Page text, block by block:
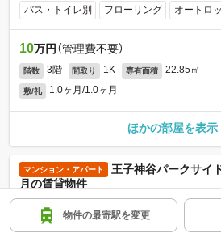
バス・トイレ別 フローリング オートロ
10万円 （管理費不要）
階数 3階 間取り 1K 専有面積 22.85㎡
敷/礼 1.0ヶ月/1.0ヶ月
ほかの部屋を表示
マンション・アパート
王子神谷パークサイ
月の賃貸物件
東京メトロ南北線/王子神谷
JR京浜東北・根岸線/東十条
物件の最寄駅を変更